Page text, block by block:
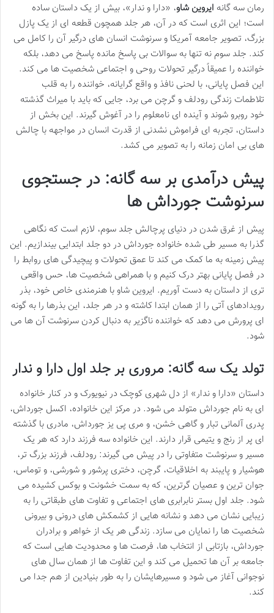
رمان سه گانه ایروین شاو، «دارا و ندار»، بیش از یک داستان ساده
است؛ این اثری است که در آن، هر جلد همچون قطعه ای از یک پازل
بزرگ، تصویر جامعه آمریکا و سرنوشت انسان های درگیر آن را کامل می
کند. جلد سوم نه تنها به سوالات بی پاسخ مانده پاسخ می دهد، بلکه
خواننده را عمیقاً درگیر تحولات روحی و اجتماعی شخصیت ها می کند.
این فصل پایانی، با لحنی نافذ و واقع گرایانه، خواننده را به قلب
تلاطمات زندگی رودلف و گرچن می برد، جایی که باید با میراث گذشته
خود روبرو شوند و آینده ای نامعلوم را در آغوش گیرند. این بخش از
داستان، تجربه ای فراموش نشدنی از قدرت انسان در مواجهه با چالش
های بی امان زمانه را به تصویر می کشد.
پیش درآمدی بر سه گانه: در جستجوی
سرنوشت جورداش ها
پیش از غرق شدن در دنیای پرچالش جلد سوم، لازم است که نگاهی
گذرا به مسیر طی شده خانواده جورداش در دو جلد ابتدایی بیندازیم. این
پیش زمینه به ما کمک می کند تا عمق تحولات و پیچیدگی های روابط را
در فصل پایانی بهتر درک کنیم و با همراهی شخصیت ها، حس واقعی
تری از داستان به دست آوریم. ایروین شاو با هنرمندی خاص خود، بذر
رویدادهای آتی را از همان ابتدا کاشته و در هر جلد، این بذرها را به گونه
ای پرورش می دهد که خواننده ناگزیر به دنبال کردن سرنوشت آن ها می
شود.
تولد یک سه گانه: مروری بر جلد اول دارا و ندار
داستان «دارا و ندار» از دل شهری کوچک در نیویورک و در کنار خانواده
ای به نام جورداش متولد می شود. در مرکز این خانواده، اکسل جورداش،
پدری آلمانی تبار و گاهی خشن، و مری پی یز جورداش، مادری با گذشته
ای پر از رنج و یتیمی قرار دارند. این خانواده سه فرزند دارد که هر یک
مسیر و سرنوشت متفاوتی را در پیش می گیرند: رودلف، فرزند بزرگ تر،
هوشیار و پایبند به اخلاقیات، گرچن، دختری پرشور و شورشی، و توماس،
جوان ترین و عصیان گرترین، که به سمت خشونت و بوکس کشیده می
شود. جلد اول بستر نابرابری های اجتماعی و تفاوت های طبقاتی را به
زیبایی نشان می دهد و نشانه هایی از کشمکش های درونی و بیرونی
شخصیت ها را نمایان می سازد. زندگی هر یک از خواهر و برادران
جورداش، بازتابی از انتخاب ها، فرصت ها و محدودیت هایی است که
جامعه بر آن ها تحمیل می کند و این تفاوت ها از همان سال های
نوجوانی آغاز می شود و مسیرهایشان را به طور بنیادین از هم جدا می
کند.